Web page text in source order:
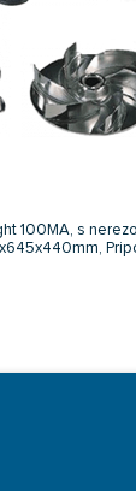
100MA, s